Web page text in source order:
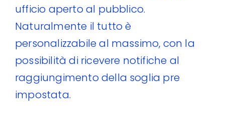
ufficio aperto al pubblico.
Naturalmente il tutto è
personalizzabile al massimo, con la
possibilità di ricevere notifiche al
raggiungimento della soglia pre
impostata.